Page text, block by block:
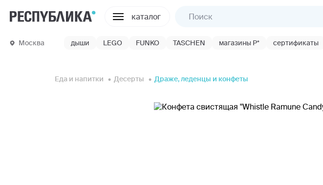
каталог
Москва дыши LEGO FUNKO TASCHEN магазины Р* сертификаты
Еда и напитки Десерты Драже, леденцы и конфеты